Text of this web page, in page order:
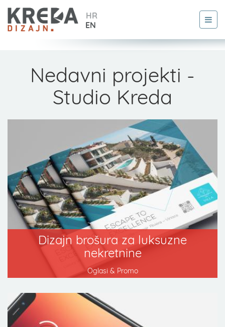
HR
EN
Nedavni projekti -
Studio Kreda
Dizajn brošura za luksuzne
nekretnine
Oglasi & Promo